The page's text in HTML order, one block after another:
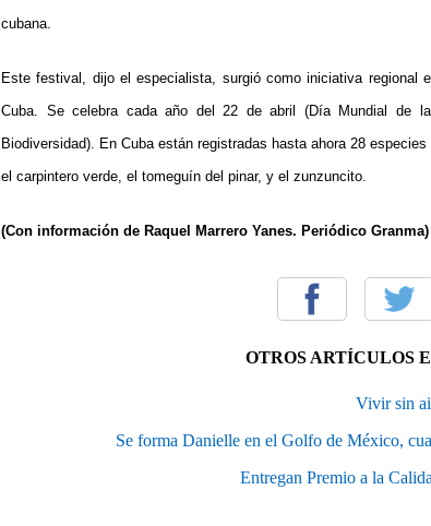
cubana.
Este festival, dijo el especialista, surgió como iniciativa
Cuba. Se celebra cada año del 22 de abril (Día Mundial de
Biodiversidad). En Cuba están registradas hasta ahora 28
el carpintero verde, el tomeguín del pinar, y el zunzuncito.
(Con información de Raquel Marrero Yanes. Periódico Granma)
OTROS ARTÍCULOS
Vivir sin
Se forma Danielle en el Golfo de México,
Entregan Premio a la